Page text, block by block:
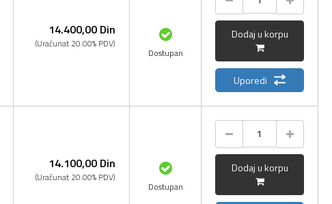
14.400,00 Din
(Uračunat 20.00% PDV)
Dostupan
Dodaj u korpu
Uporedi
14.100,00 Din
(Uračunat 20.00% PDV)
Dostupan
Dodaj u korpu